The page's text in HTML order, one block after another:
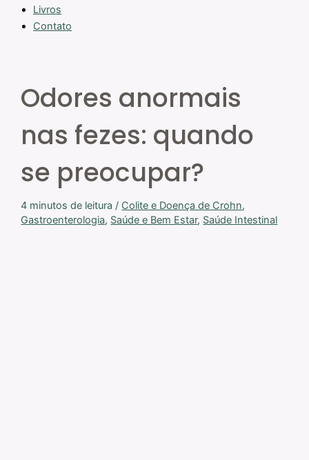
Livros
Contato
Odores anormais
nas fezes: quando
se preocupar?
4 minutos de leitura / Colite e Doença de Crohn,
Gastroenterologia, Saúde e Bem Estar, Saúde Intestinal